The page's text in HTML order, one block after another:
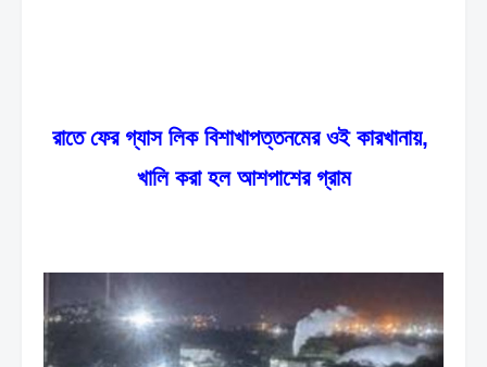
রাতে ফের গ্যাস লিক বিশাখাপত্তনমের ওই কারখানায়,
খালি করা হল আশপাশের গ্রাম